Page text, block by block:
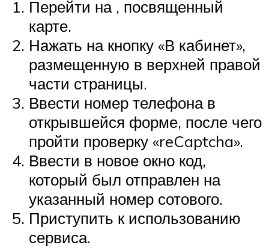
Перейти на , посвященный
карте.
Нажать на кнопку «В кабинет»,
размещенную в верхней правой
части страницы.
Ввести номер телефона в
открывшейся форме, после чего
пройти проверку «reCaptcha».
Ввести в новое окно код,
который был отправлен на
указанный номер сотового.
Приступить к использованию
сервиса.